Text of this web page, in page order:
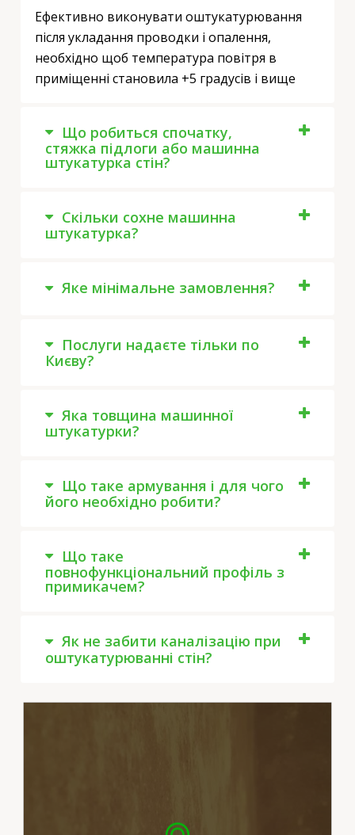
Ефективно виконувати оштукатурювання
після укладання проводки і опалення,
необхідно щоб температура повітря в
приміщенні становила +5 градусів і вище
Що робиться спочатку,
стяжка підлоги або машинна
штукатурка стін?
Скільки сохне машинна
штукатурка?
Яке мінімальне замовлення?
Послуги надаєте тільки по
Києву?
Яка товщина машинної
штукатурки?
Що таке армування і для чого
його необхідно робити?
Що таке
повнофункціональний профіль з
примикачем?
Як не забити каналізацію при
оштукатурюванні стін?
У разі виявлення браку ми